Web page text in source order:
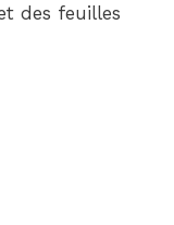
des feuilles